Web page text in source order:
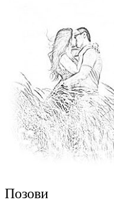
Позови